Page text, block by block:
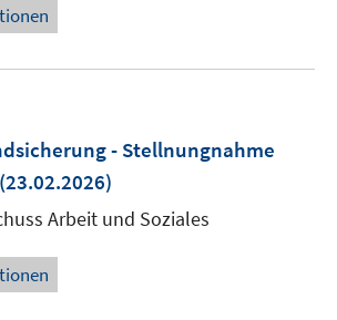
- Stellnungnahme
In
neuem
(23.02.2026)
Arbeit und Soziales